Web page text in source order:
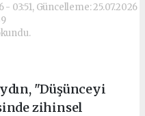
03:51, Güncelleme: 25.07.2026
"Düşünceyi
zihinsel